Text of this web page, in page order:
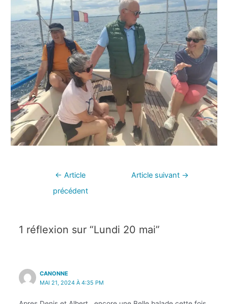
← Article
précédent
Article suivant →
1 réflexion sur “Lundi 20 mai”
CANONNE
MAI 21, 2024 À 4:35 PM